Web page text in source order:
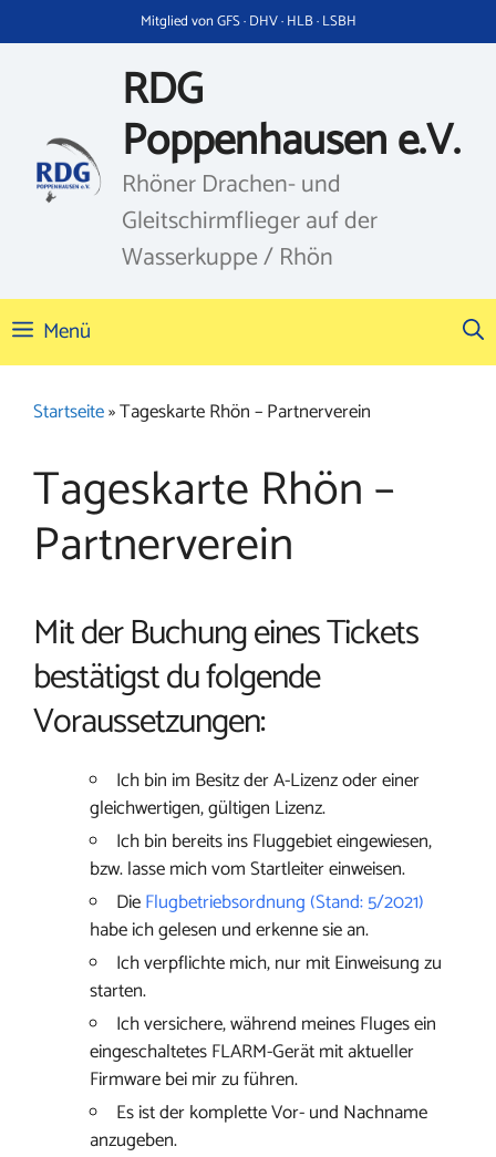
Inhalt
Mitglied von GFS · DHV · HLB · LSBH
RDG
Poppenhausen e.V.
Rhöner Drachen- und
Gleitschirmflieger auf der
Wasserkuppe / Rhön
Menü
Startseite»Tageskarte Rhön – Partnerverein
Tageskarte Rhön –
Partnerverein
Mit der Buchung eines Tickets
bestätigst du folgende
Voraussetzungen:
Ich bin im Besitz der A-Lizenz oder einer
gleichwertigen, gültigen Lizenz.
Ich bin bereits ins Fluggebiet eingewiesen,
bzw. lasse mich vom Startleiter einweisen.
DieFlugbetriebsordnung (Stand: 5/2021)
habe ich gelesen und erkenne sie an.
Ich verpflichte mich, nur mit Einweisung zu
starten.
Ich versichere, während meines Fluges ein
eingeschaltetes FLARM-Gerät mit aktueller
Firmware bei mir zu führen.
Es ist der komplette Vor- und Nachname
anzugeben.